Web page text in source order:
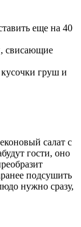
еще на 40
свисающие
груш и
салат с
гости, оно
подсушить
нужно сразу,